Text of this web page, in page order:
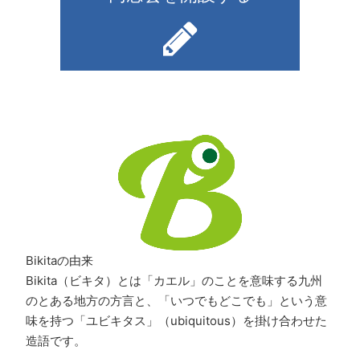
Bikitaの由来
Bikita（ビキタ）とは「カエル」のことを意味する九州
のとある地方の方言と、「いつでもどこでも」という意
味を持つ「ユビキタス」（ubiquitous）を掛け合わせた
造語です。